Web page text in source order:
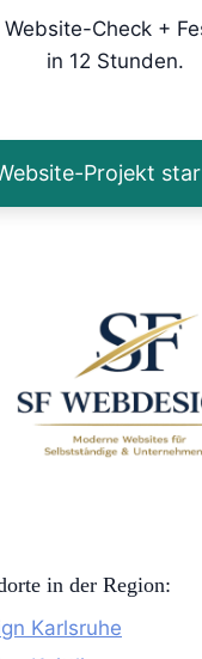
Website-Check +
in 12 Stunden.
Projekt
in der Region:
Karlsruhe